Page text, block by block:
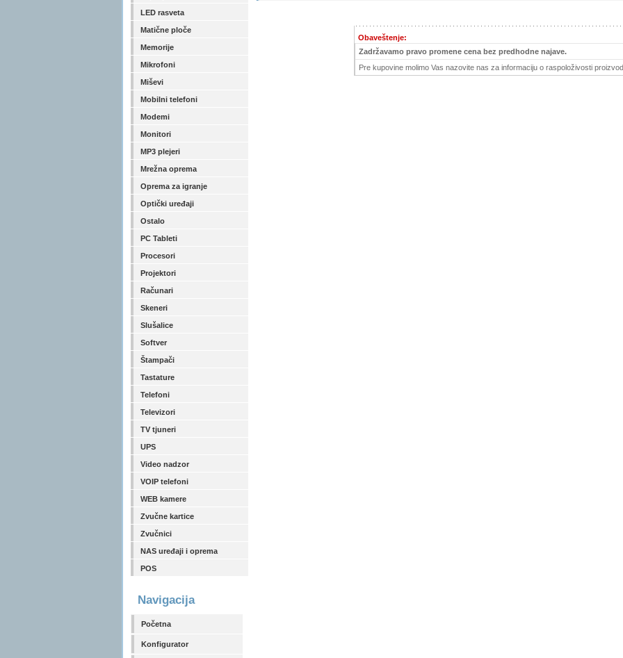
LED rasveta
Matične ploče
Memorije
Mikrofoni
Miševi
Mobilni telefoni
Modemi
Monitori
MP3 plejeri
Mrežna oprema
Oprema za igranje
Optički uređaji
Ostalo
PC Tableti
Procesori
Projektori
Računari
Skeneri
Slušalice
Softver
Štampači
Tastature
Telefoni
Televizori
TV tjuneri
UPS
Video nadzor
VOIP telefoni
WEB kamere
Zvučne kartice
Zvučnici
NAS uređaji i oprema
POS
Navigacija
Početna
Konfigurator
Obaveštenje:
Zadržavamo pravo promene cena bez predhodne najave.
Pre kupovine molimo Vas nazovite nas za informaciju o raspoloživosti